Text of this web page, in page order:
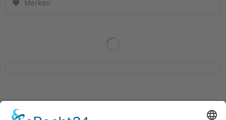
Merken
Service Hotline